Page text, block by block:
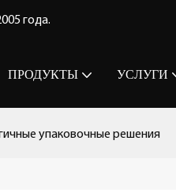
года.
ПРОДУКТЫ УСЛУГИ
упаковочные решения